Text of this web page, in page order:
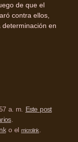
de que el
contra ellos,
en
a. m. Este post
.
o el microlink